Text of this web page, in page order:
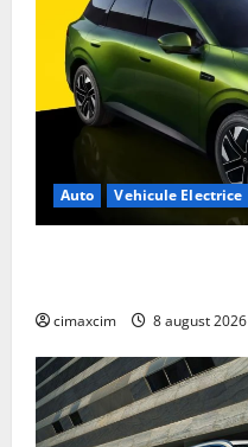
EV
RST
First
Edition
Auto Vehicule Electrice
cimaxcim 8 august 2026